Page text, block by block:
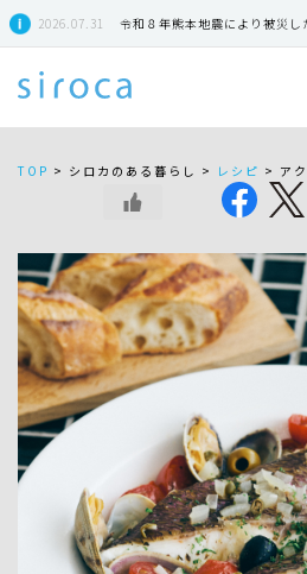
2026.07.31 令和８年熊本地震により被災した弊
TOP > シロカのある暮らし > レシピ > ア